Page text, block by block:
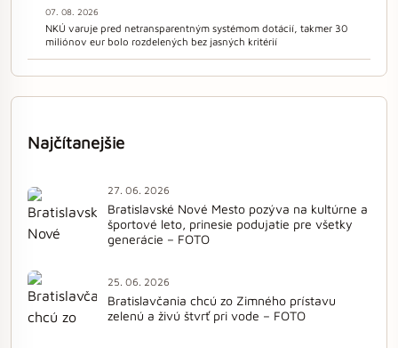
07. 08. 2026
NKÚ varuje pred netransparentným systémom dotácií, takmer 30
miliónov eur bolo rozdelených bez jasných kritérií
Najčítanejšie
27. 06. 2026
Bratislavské Nové Mesto pozýva na kultúrne a
športové leto, prinesie podujatie pre všetky
generácie – FOTO
25. 06. 2026
Bratislavčania chcú zo Zimného prístavu
zelenú a živú štvrť pri vode – FOTO